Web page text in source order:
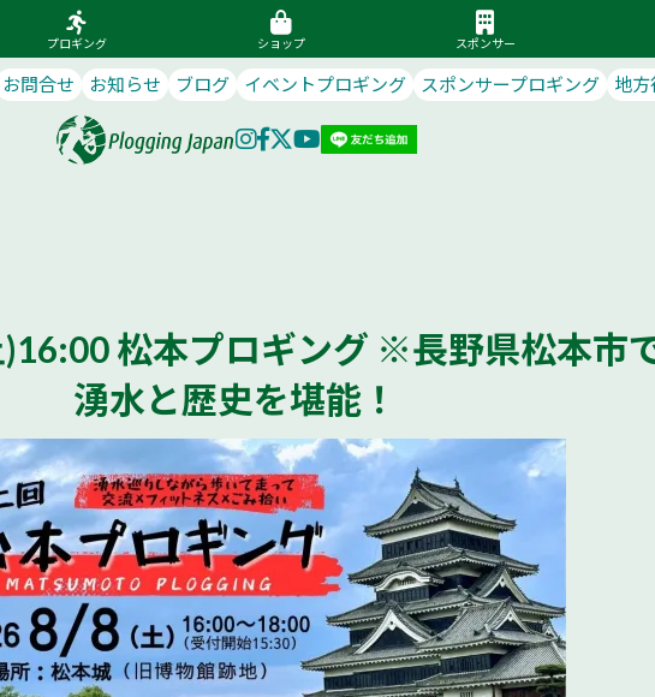
プロギング ショップ スポンサー
お問合せ お知らせ ブログ イベントプロギング スポンサープロギング 地
松本プロギング ※長野県松本市
湧水と歴史を堪能！